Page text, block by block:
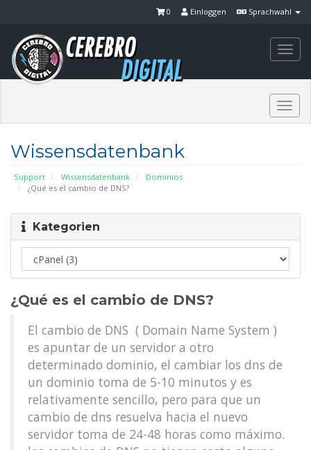
Sprachwahl
Einloggen
0
Wissensdatenbank
Support Wissensdatenbank
Dominios
¿Qué es el cambio de DNS?
Kategorien
¿Qué es el cambio de DNS?
El cambio de DNS ( Domain Name System )
es apuntar de un servidor a otro
determinado dominio, el cambiar los dns de
un dominio toma de 5-10 minutos y es
relativamente sencillo, pero para que un
cambio de dns resuelva hacia el nuevo
servidor toma de 24-48 horas como máximo.